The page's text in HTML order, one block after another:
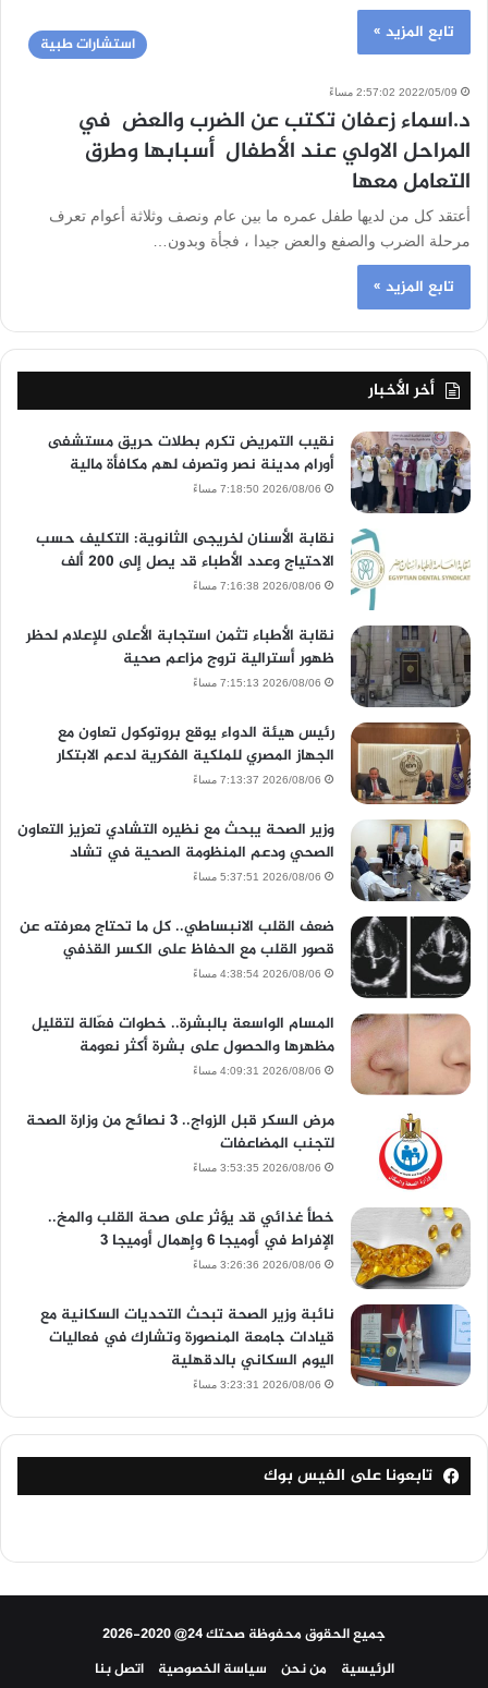
تابع المزيد » استشارات طبية
2022/05/09 2:57:02 مساءً
د.اسماء زعفان تكتب عن الضرب والعض في
المراحل الاولي عند الأطفال أسبابها وطرق
التعامل معها
أعتقد كل من لديها طفل عمره ما بين عام ونصف وثلاثة أعوام تعرف
مرحلة الضرب والصفع والعض جيدا ، فجأة وبدون…
تابع المزيد »
أخر الأخبار
نقيب التمريض تكرم بطلات حريق مستشفى
أورام مدينة نصر وتصرف لهم مكافأة مالية
2026/08/06 7:18:50 مساءً
نقابة الأسنان لخريجى الثانوية: التكليف حسب
الاحتياج وعدد الأطباء قد يصل إلى 200 ألف
2026/08/06 7:16:38 مساءً
نقابة الأطباء تثمن استجابة الأعلى للإعلام لحظر
ظهور أسترالية تروج مزاعم صحية
2026/08/06 7:15:13 مساءً
رئيس هيئة الدواء يوقع بروتوكول تعاون مع
الجهاز المصري للملكية الفكرية لدعم الابتكار
2026/08/06 7:13:37 مساءً
وزير الصحة يبحث مع نظيره التشادي تعزيز التعاون
الصحي ودعم المنظومة الصحية في تشاد
2026/08/06 5:37:51 مساءً
ضعف القلب الانبساطي.. كل ما تحتاج معرفته عن
قصور القلب مع الحفاظ على الكسر القذفي
2026/08/06 4:38:54 مساءً
المسام الواسعة بالبشرة.. خطوات فعّالة لتقليل
مظهرها والحصول على بشرة أكثر نعومة
2026/08/06 4:09:31 مساءً
مرض السكر قبل الزواج.. 3 نصائح من وزارة الصحة
لتجنب المضاعفات
2026/08/06 3:53:35 مساءً
خطأ غذائي قد يؤثر على صحة القلب والمخ..
الإفراط في أوميجا 6 وإهمال أوميجا 3
2026/08/06 3:26:36 مساءً
نائبة وزير الصحة تبحث التحديات السكانية مع
قيادات جامعة المنصورة وتشارك في فعاليات
اليوم السكاني بالدقهلية
2026/08/06 3:23:31 مساءً
تابعونا على الفيس بوك
جميع الحقوق محفوظة صحتك 24@ 2020-2026
الرئيسية
من نحن سياسة الخصوصية اتصل بنا